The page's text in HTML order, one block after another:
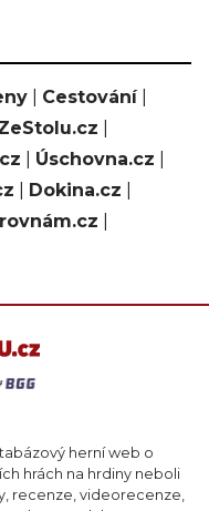
Cestování|
Úschovna.cz
Dokina.cz
herní web o
hrách na hrdiny neboli
recenze, videorecenze,